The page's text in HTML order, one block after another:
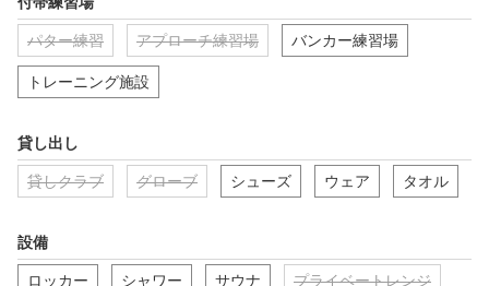
パター練習 アプローチ練習場 バンカー練習場
トレーニング施設
貸し出し
貸しクラブ グローブ シューズ ウェア タオル
設備
ロッカー シャワー サウナ プライベートレンジ